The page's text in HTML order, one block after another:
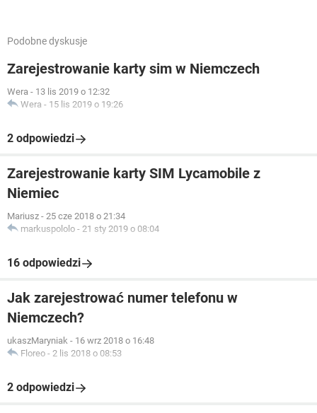
Podobne dyskusje
Zarejestrowanie karty sim w Niemczech
Wera - 13 lis 2019 o 12:32
Wera - 15 lis 2019 o 19:26
2 odpowiedzi
Zarejestrowanie karty SIM Lycamobile z
Niemiec
Mariusz - 25 cze 2018 o 21:34
markuspololo - 21 sty 2019 o 08:04
16 odpowiedzi
Jak zarejestrować numer telefonu w
Niemczech?
ukaszMaryniak - 16 wrz 2018 o 16:48
Floreo - 2 lis 2018 o 08:53
2 odpowiedzi